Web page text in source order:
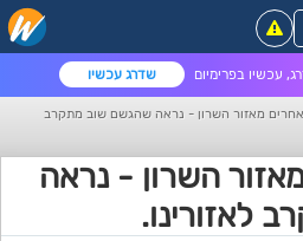
עכשיו בפרימיום שדרג עכשיו
מאזור השרון - נראה שהגשם שוב מתקרב
השרון - נראה
לאזורינו.